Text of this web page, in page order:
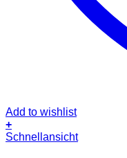
Add to wishlist
+
Schnellansicht